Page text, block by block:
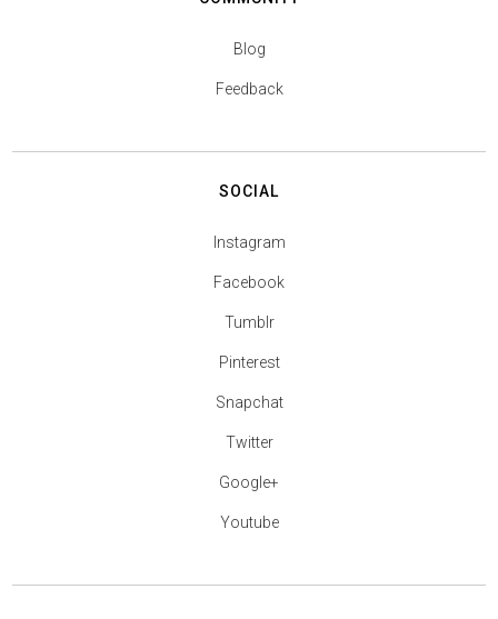
Blog
Feedback
SOCIAL
Instagram
Facebook
Tumblr
Pinterest
Snapchat
Twitter
Google+
Youtube